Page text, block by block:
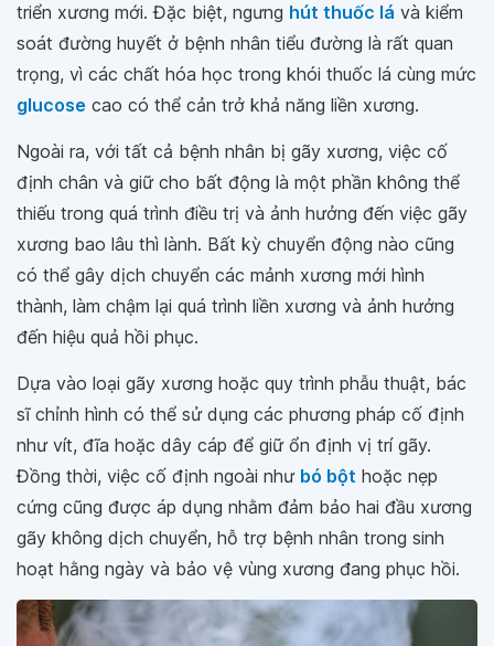
triển xương mới. Đặc biệt, ngưng hút thuốc lá và kiểm
soát đường huyết ở bệnh nhân tiểu đường là rất quan
trọng, vì các chất hóa học trong khói thuốc lá cùng mức
glucose cao có thể cản trở khả năng liền xương.
Ngoài ra, với tất cả bệnh nhân bị gãy xương, việc cố
định chân và giữ cho bất động là một phần không thể
thiếu trong quá trình điều trị và ảnh hưởng đến việc gãy
xương bao lâu thì lành. Bất kỳ chuyển động nào cũng
có thể gây dịch chuyển các mảnh xương mới hình
thành, làm chậm lại quá trình liền xương và ảnh hưởng
đến hiệu quả hồi phục.
Dựa vào loại gãy xương hoặc quy trình phẫu thuật, bác
sĩ chỉnh hình có thể sử dụng các phương pháp cố định
như vít, đĩa hoặc dây cáp để giữ ổn định vị trí gãy.
Đồng thời, việc cố định ngoài như bó bột hoặc nẹp
cứng cũng được áp dụng nhằm đảm bảo hai đầu xương
gãy không dịch chuyển, hỗ trợ bệnh nhân trong sinh
hoạt hằng ngày và bảo vệ vùng xương đang phục hồi.